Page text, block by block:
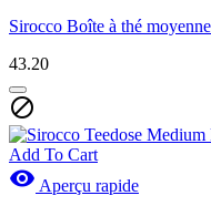
Sirocco Boîte à thé
43.20

Add To Cart
 Aperçu rapide